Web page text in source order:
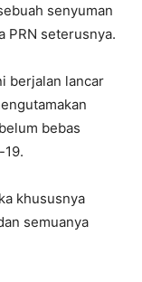
senyuman
PRN seterusnya.
berjalan lancar
bebas
khususnya
semuanya